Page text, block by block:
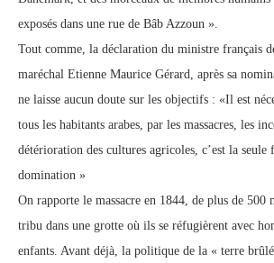
exposés dans une rue de Bâb Azzoun ».
Tout comme, la déclaration du ministre français
maréchal Etienne Maurice Gérard, après sa
ne laisse aucun doute sur les objectifs : «Il est
tous les habitants arabes, par les massacres, les
détérioration des cultures agricoles, c’est la seule
domination »
On rapporte le massacre en 1844, de plus de 500
tribu dans une grotte où ils se réfugièrent avec
enfants. Avant déjà, la politique de la « terre